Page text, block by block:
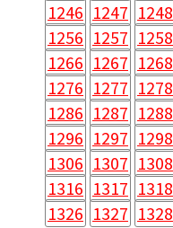
1246 1247 1248
1256 1257 1258
1266 1267 1268
1276 1277 1278
1286 1287 1288
1296 1297 1298
1306 1307 1308
1316 1317 1318
1326 1327 1328